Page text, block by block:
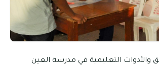
والأدوات التعليمية في مدرسة العين